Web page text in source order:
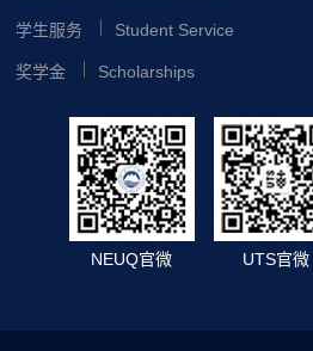
学生服务 Student Service
奖学金 Scholarships
NEUQ官微 UTS官微